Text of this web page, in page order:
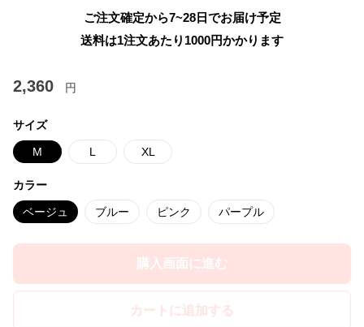
ご注文確定から7~28日でお届け予定
送料は1注文あたり 1000円かかります
2,360 円
サイズ
M L XL
カラー
ベージュ ブルー ピンク パープル
購入画面に進む
カートに追加する